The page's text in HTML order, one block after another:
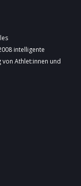
intelligente
Athlet:innen und